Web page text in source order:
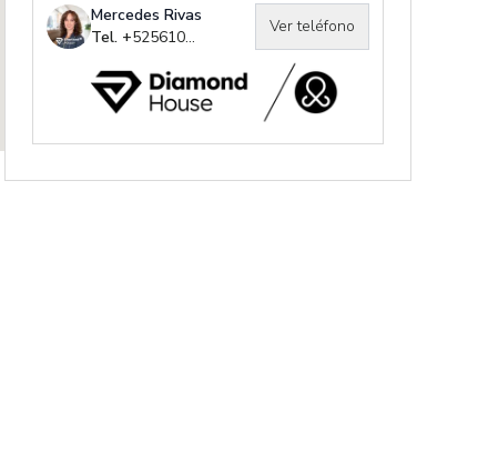
Mercedes Rivas
Tel. +525610754419
Ver teléfono